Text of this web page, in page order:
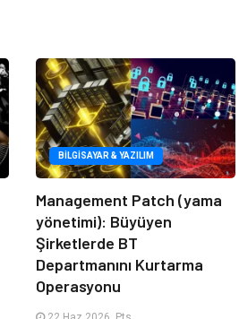
BILGISAYAR & YAZILIM
Management Patch (yama
yönetimi): Büyüyen
Şirketlerde BT
Departmanını Kurtarma
Operasyonu